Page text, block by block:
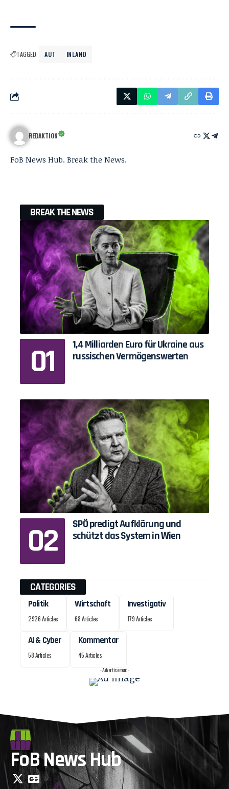
TAGGED: AUT INLAND
REDAKTION
FoB News Hub. Break the News.
BREAK THE NEWS
1,4 Milliarden Euro für Ukraine aus
russischen Vermögenswerten
SPÖ predigt Aufklärung und
schützt das System in Wien
CATEGORIES
Politik
2926 Articles
Wirtschaft
68 Articles
Investigativ
179 Articles
AI & Cyber
58 Articles
Kommentar
45 Articles
- Advertisement -
FoB News Hub